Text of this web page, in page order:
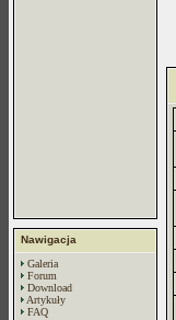
Nawigacja
Galeria
Forum
Download
Artykuły
FAQ